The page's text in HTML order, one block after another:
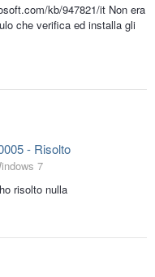
kb/947821/it Non era
che verifica ed installa gli
- Risolto
7
risolto nulla